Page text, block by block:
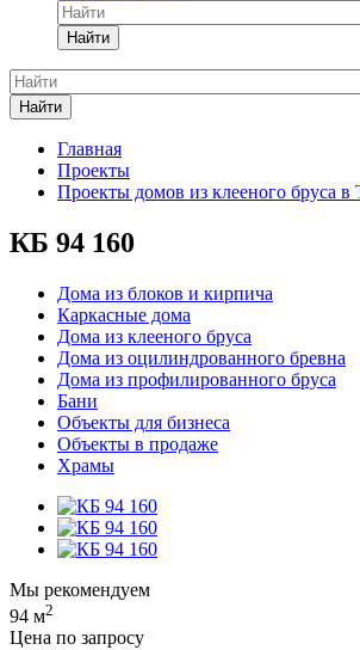
Найти
Найти
Главная
Проекты
Проекты домов из клееного бруса в
КБ 94 160
Дома из блоков и кирпича
Каркасные дома
Дома из клееного бруса
Дома из оцилиндрованного бревна
Дома из профилированного бруса
Бани
Объекты для бизнеса
Объекты в продаже
Храмы
Мы рекомендуем
94 м2
Цена по запросу